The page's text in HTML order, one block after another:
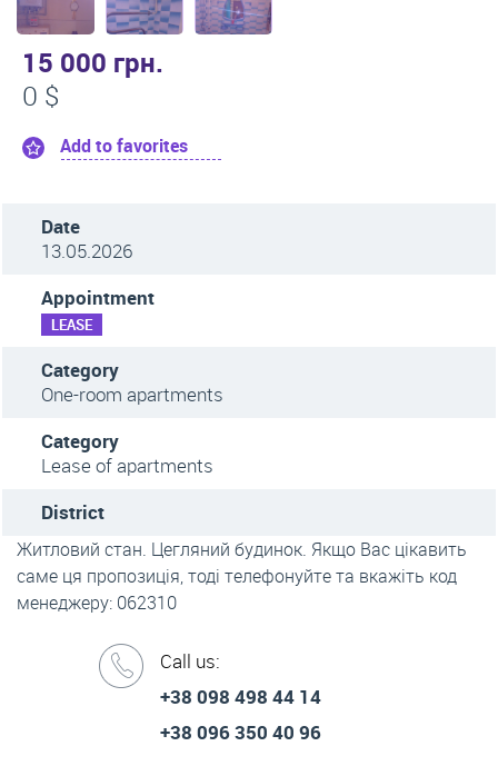
15 000 грн.
0 $
Add to favorites
Date
13.05.2026
Appointment
LEASE
Category
One-room apartments
Category
Lease of apartments
District
Житловий стан. Цегляний будинок. Якщо Вас цікавить
саме ця пропозиція, тоді телефонуйте та вкажіть код
менеджеру: 062310
Call us:
+38 098 498 44 14
+38 096 350 40 96